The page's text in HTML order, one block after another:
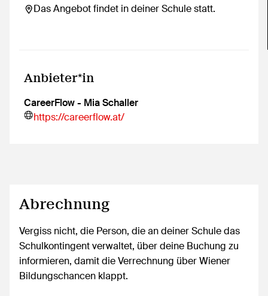
Das Angebot findet in deiner Schule statt.
Anbieter*in
CareerFlow - Mia Schaller
https://careerflow.at/
Abrechnung
Vergiss nicht, die Person, die an deiner Schule das
Schulkontingent verwaltet, über deine Buchung zu
informieren, damit die Verrechnung über Wiener
Bildungschancen klappt.